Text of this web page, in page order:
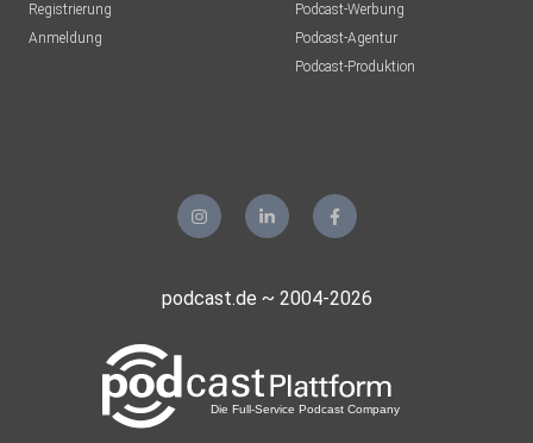
Registrierung
Anmeldung
Podcast-Werbung
Podcast-Agentur
Podcast-Produktion
podcast.de ~ 2004-2026